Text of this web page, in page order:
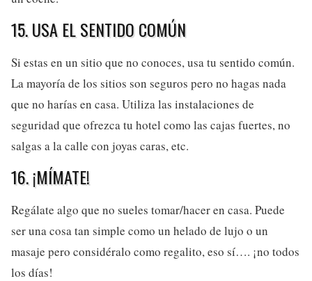
15. USA EL SENTIDO COMÚN
Si estas en un sitio que no conoces, usa tu sentido común.
La mayoría de los sitios son seguros pero no hagas nada
que no harías en casa. Utiliza las instalaciones de
seguridad que ofrezca tu hotel como las cajas fuertes, no
salgas a la calle con joyas caras, etc.
16. ¡MÍMATE!
Regálate algo que no sueles tomar/hacer en casa. Puede
ser una cosa tan simple como un helado de lujo o un
masaje pero considéralo como regalito, eso sí…. ¡no todos
los días!